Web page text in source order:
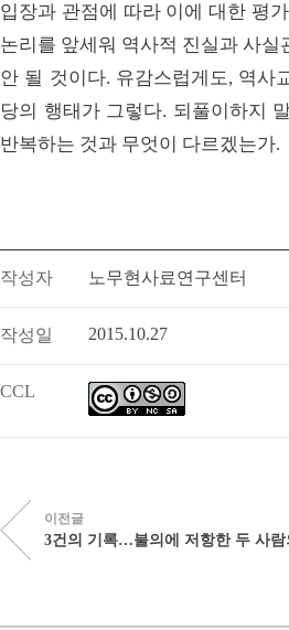
입장과 관점에 따라 이에 대한 평
논리를 앞세워 역사적 진실과 사
안 될 것이다. 유감스럽게도, 역사
당의 행태가 그렇다. 되풀이하지
반복하는 것과 무엇이 다르겠는가.
작성자 노무현사료연구센터
작성일 2015.10.27
CCL
이전글
3건의 기록…불의에 저항한 두 사람